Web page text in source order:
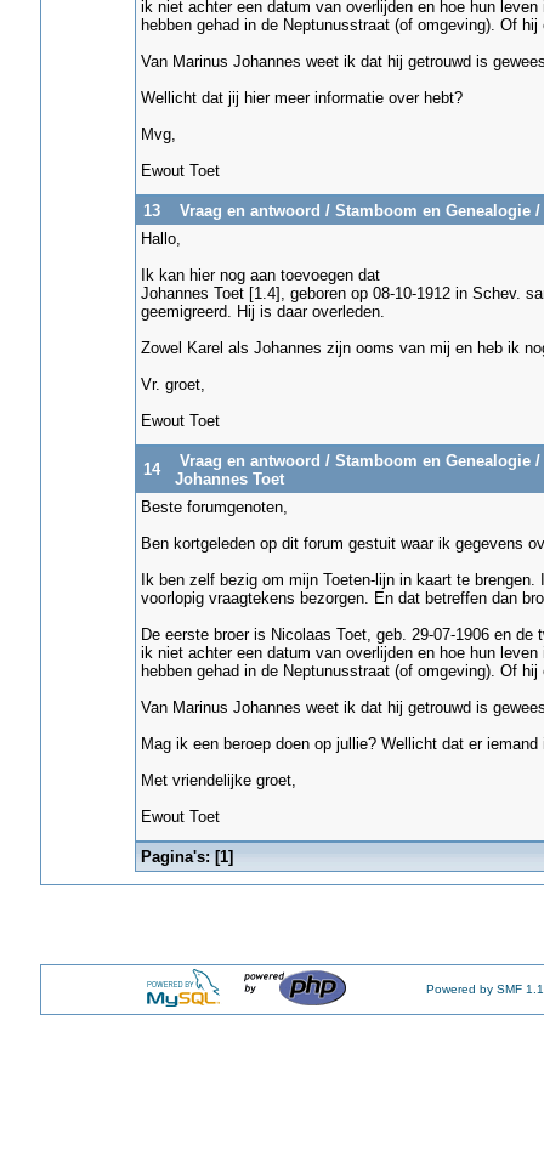
ik niet achter een datum van overlijden en hoe hun
hebben gehad in de Neptunusstraat (of omgeving). Of
Van Marinus Johannes weet ik dat hij getrouwd is
Wellicht dat jij hier meer informatie over hebt?
Mvg,
Ewout Toet
13 Vraag en antwoord / Stamboom en Genealogie /
Hallo,
Ik kan hier nog aan toevoegen dat
Johannes Toet [1.4], geboren op 08-10-1912 in Schev.
geemigreerd. Hij is daar overleden.
Zowel Karel als Johannes zijn ooms van mij en heb ik
Vr. groet,
Ewout Toet
14 Vraag en antwoord / Stamboom en Genealogie /
Johannes Toet
Beste forumgenoten,
Ben kortgeleden op dit forum gestuit waar ik gegevens
Ik ben zelf bezig om mijn Toeten-lijn in kaart te
voorlopig vraagtekens bezorgen. En dat betreffen dan
De eerste broer is Nicolaas Toet, geb. 29-07-1906 en
ik niet achter een datum van overlijden en hoe hun
hebben gehad in de Neptunusstraat (of omgeving). Of
Van Marinus Johannes weet ik dat hij getrouwd is
Mag ik een beroep doen op jullie? Wellicht dat er
Met vriendelijke groet,
Ewout Toet
Pagina's: [1]
Powered by SMF